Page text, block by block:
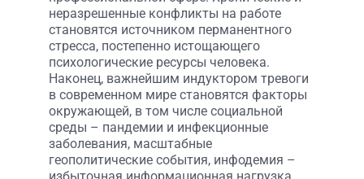
неразрешенные конфликты на работе
становятся источником перманентного
стресса, постепенно истощающего
психологические ресурсы человека.
Наконец, важнейшим индуктором тревоги
в современном мире становятся факторы
окружающей, в том числе социальной
среды – пандемии и инфекционные
заболевания, масштабные
геополитические события, инфодемия –
избыточная информационная нагрузка